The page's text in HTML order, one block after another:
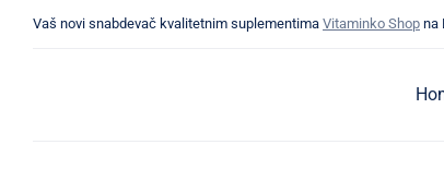
Vaš novi snabdevač kvalitetnim suplementima Vitaminko Shop na